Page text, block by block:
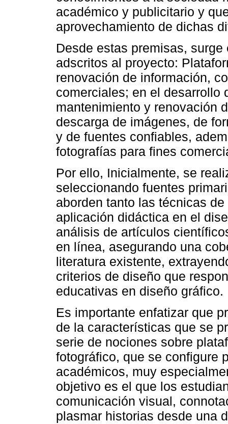
académico y publicitario y
aprovechamiento de dichas
Desde estas premisas,
adscritos al proyecto:
renovación de información,
comerciales; en el desarrollo
mantenimiento y renovación
descarga de imágenes, de
y de fuentes confiables,
fotografías para fines
Por ello, Inicialmente, se
seleccionando fuentes
aborden tanto las técnicas
aplicación didáctica en el
análisis de artículos
en línea, asegurando una
literatura existente,
criterios de diseño que
educativas en diseño gráfico.
Es importante enfatizar que
de la características que se
serie de nociones sobre
fotográfico, que se configure
académicos, muy
objetivo es el que los
comunicación visual,
plasmar historias desde una